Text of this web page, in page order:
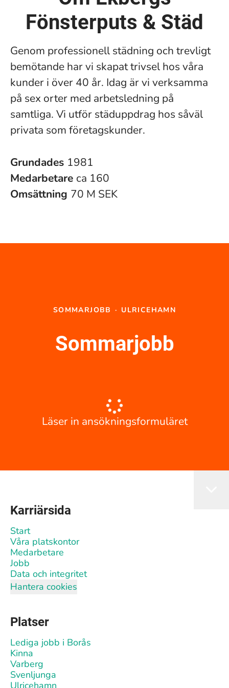
Fönsterputs & Städ
Genom professionell städning och trevligt
bemötande har vi skapat trivsel hos våra
kunder i över 40 år. Idag är vi verksamma
på sex orter med arbetsledning på
samtliga. Vi utför städuppdrag hos såväl
privata som företagskunder.
Grundades 1981
Medarbetare ca 160
Omsättning 70 M SEK
SOMMARJOBB · ULRICEHAMN
Sommarjobb
Läser in ansökningsformuläret
Karriärsida
Start
Våra platskontor
Medarbetare
Jobb
Data och integritet
Hantera cookies
Platser
Lediga jobb i Borås
Kinna
Varberg
Svenljunga
Ulricehamn